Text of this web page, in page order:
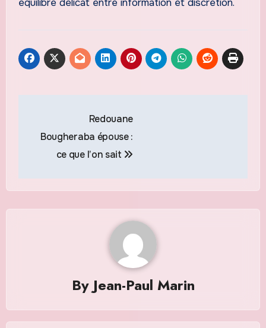
équilibre délicat entre information et discrétion.
l’article
Redouane
Bougheraba épouse :
ce que l’on sait
ByJean-Paul Marin